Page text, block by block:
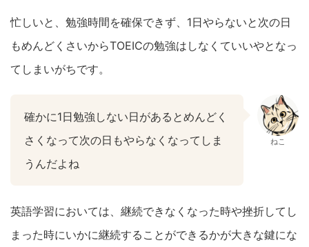
忙しいと、勉強時間を確保できず、 1日やらないと次の日
もめんどくさいからTOEICの勉強はしなくていいやとなっ
てしまいがちです。
確かに1日勉強しない日があるとめんどく
さくなって次の日もやらなくなってしま
うんだよね
ねこ
英語学習においては、継続できなくなった時や挫折してし
まった時にいかに継続することができるかが大きな鍵にな